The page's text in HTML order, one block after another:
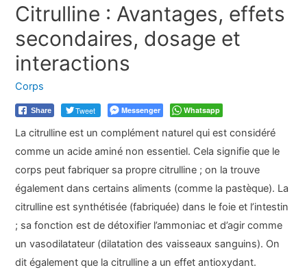
Citrulline : Avantages, effets
secondaires, dosage et
interactions
Corps
Share Tweet Messenger Whatsapp
La citrulline est un complément naturel qui est considéré
comme un acide aminé non essentiel. Cela signifie que le
corps peut fabriquer sa propre citrulline ; on la trouve
également dans certains aliments (comme la pastèque). La
citrulline est synthétisée (fabriquée) dans le foie et l’intestin
; sa fonction est de détoxifier l’ammoniac et d’agir comme
un vasodilatateur (dilatation des vaisseaux sanguins). On
dit également que la citrulline a un effet antioxydant.